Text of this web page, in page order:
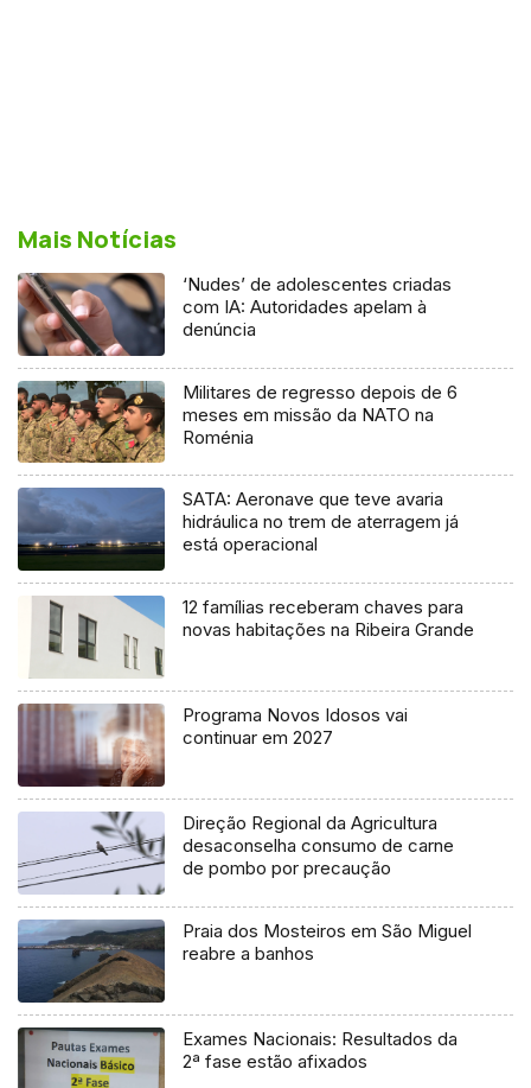
Mais Notícias
‘Nudes’ de adolescentes criadas
com IA: Autoridades apelam à
denúncia
Militares de regresso depois de 6
meses em missão da NATO na
Roménia
SATA: Aeronave que teve avaria
hidráulica no trem de aterragem já
está operacional
12 famílias receberam chaves para
novas habitações na Ribeira Grande
Programa Novos Idosos vai
continuar em 2027
Direção Regional da Agricultura
desaconselha consumo de carne
de pombo por precaução
Praia dos Mosteiros em São Miguel
reabre a banhos
Exames Nacionais: Resultados da
2ª fase estão afixados